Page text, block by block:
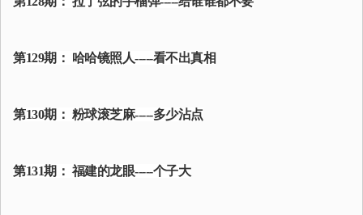
第129期： 哈哈镜照人-----看不出真相
第130期： 粉球滚芝麻-----多少沾点
第131期： 福建的龙眼-----个子大